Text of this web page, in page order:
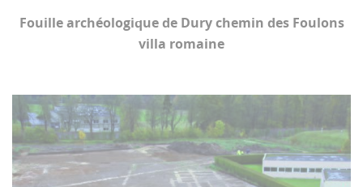
Fouille archéologique de Dury chemin des Foulons
villa romaine